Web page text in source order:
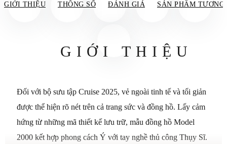
GIỚI THIỆU THÔNG SỐ ĐÁNH GIÁ SẢN PHẨM TƯƠNG
GIỚI THIỆU
Đối với bộ sưu tập Cruise 2025, vẻ ngoài tinh tế và tối giản
được thể hiện rõ nét trên cả trang sức và đồng hồ. Lấy cảm
hứng từ những mã thiết kế lưu trữ, mẫu đồng hồ Model
2000 kết hợp phong cách Ý với tay nghề thủ công Thụy Sĩ.